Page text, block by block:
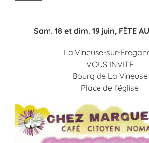
Sam. 18 et dim. 19 juin, FÊTE
La Vineuse-sur-
VOUS INVITE
Bourg de La Vineuse
Place de l’église